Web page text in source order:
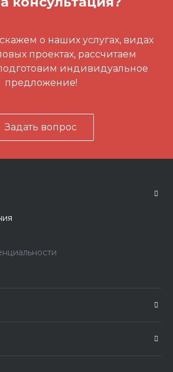
о наших услугах, видах
проектах, рассчитаем
индивидуальное
предложение!
Задать вопрос